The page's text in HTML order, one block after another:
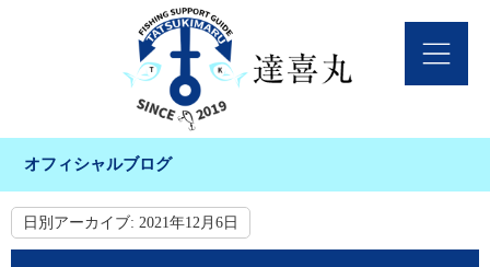
オフィシャルブログ
日別アーカイブ: 2021年12月6日